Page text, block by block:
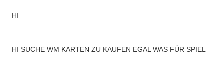
HI
HI SUCHE WM KARTEN ZU KAUFEN EGAL WAS FÜR SPIEL